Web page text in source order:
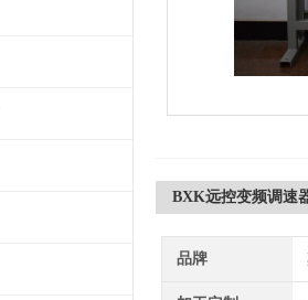
BXK远控变频调速
品牌